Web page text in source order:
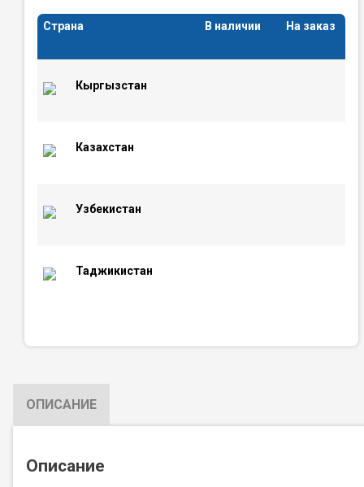
Страна В наличии На заказ
Кыргызстан
Казахстан
Узбекистан
Таджикистан
ОПИСАНИЕ
Описание